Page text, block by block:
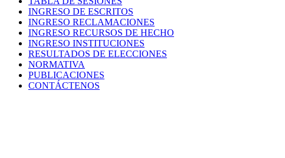
INGRESO DE ESCRITOS
INGRESO RECLAMACIONES
INGRESO RECURSOS DE HECHO
INGRESO INSTITUCIONES
RESULTADOS DE ELECCIONES
NORMATIVA
PUBLICACIONES
CONTÁCTENOS